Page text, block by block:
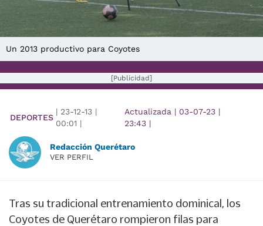
Un 2013 productivo para Coyotes
[Publicidad]
DEPORTES
| 23-12-13 |
00:01 |
Actualizada | 03-07-23 |
23:43|
Redacción Querétaro
VER PERFIL
Tras su tradicional entrenamiento dominical, los
Coyotes de Querétaro rompieron filas para